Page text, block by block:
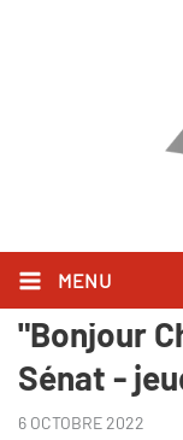
MENU
Bruno
"Bonjour
Sénat -
6 OCTOBRE 2022